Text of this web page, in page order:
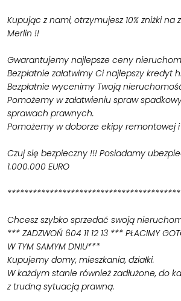
Kupując z nami, otrzymujesz 10% zniżki na
Merlin !!
Gwarantujemy najlepsze ceny
Bezpłatnie załatwimy Ci najlepszy kredyt
Bezpłatnie wycenimy Twoją
Pomożemy w załatwieniu spraw
sprawach prawnych.
Pomożemy w doborze ekipy remontowej
Czuj się bezpieczny !!! Posiadamy
1.000.000 EURO
Chcesz szybko sprzedać swoją
*** ZADZWOŃ 604 11 12 13 *** PŁACIMY
W TYM SAMYM DNIU***
Kupujemy domy, mieszkania, działki.
W każdym stanie również zadłużone, do
z trudną sytuacją prawną.